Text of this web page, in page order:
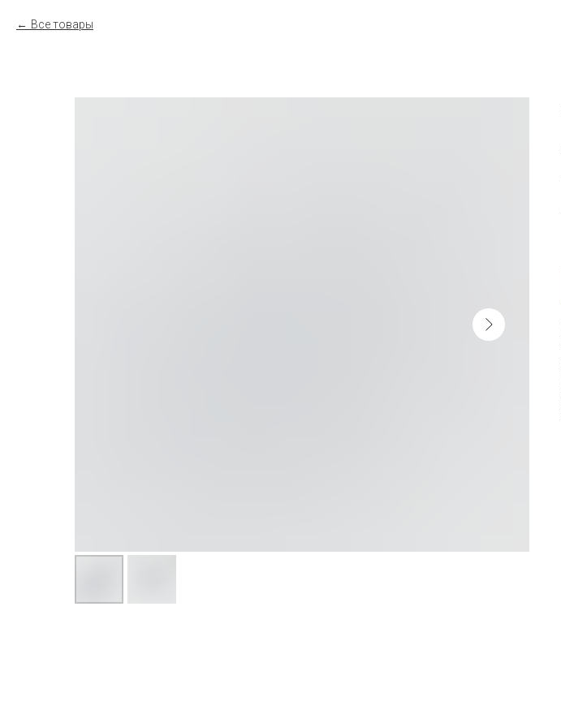
Все товары